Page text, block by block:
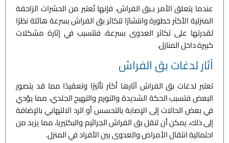
عندما يتعلق الأمر بـبق الفراش، فإنها تُعتبر من الحشرات الزاحفة
المنزلية الأكثر خطورة وانتشارًا تتكاثر بق الفراش بسرعة هائلة نظرًا
لقدرتها على تكاثر العدوى بسرعة، فتتسبب في إثارة مشكلات
كبيرة داخل المنازل.
آثار لدغات بق الفراش
تعتبر لدغات بق الفراش آثارها أكثر تأثيرًا وتعقيدًا مما قد يتصور
البعض فتسبب الحكة الشديدة والتورم والتهيج الجلدي، مما يؤدي
في بعض الحالات إلى الإصابة بالتحسس أو الرد الالتهابي بالإضافة
إلى ذلك، يمكن أن تنقل بق الفراش الجراثيم والبكتيريا، مما يزيد من
احتمالية انتقال الأمراض والعدوى بين الأفراد في المنزل.